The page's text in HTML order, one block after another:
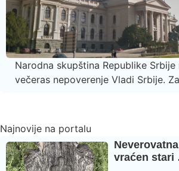
Narodna skupština Republike Srbije
večeras nepoverenje Vladi Srbije.
Najnovije na portalu
vraćen stari